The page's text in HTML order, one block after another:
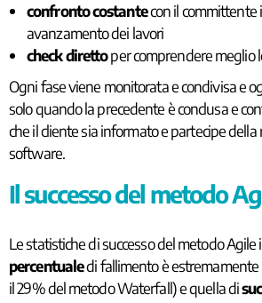
confronto costantecon il committente
avanzamento dei lavori
check direttoper comprendere meglio
Ogni fase viene monitorata e condivisa e
solo quando la precedente è conclusa e
che il cliente sia informato e partecipe della
software.
Il successo del metodo
Le statistiche di successo del metodo Agile
percentualedi fallimento è
il 29% del metodo Waterfall) e quella di